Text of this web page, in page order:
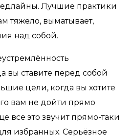
Лучшие практики
тяжело, выматывает,
над собой.
вы ставите перед собой
цели, когда вы хотите
вам не дойти прямо
все это звучит прямо-таки
избранных. Серьёзное